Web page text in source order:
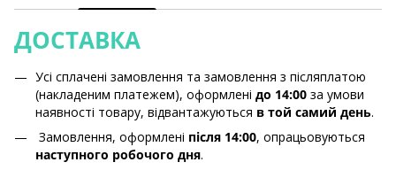
ДОСТАВКА
Усі сплачені замовлення та замовлення з післяплатою
(накладеним платежем), оформлені до 14:00 за умови
наявності товару, відвантажуються в той самий день.
Замовлення, оформлені після 14:00, опрацьовуються
наступного робочого дня.